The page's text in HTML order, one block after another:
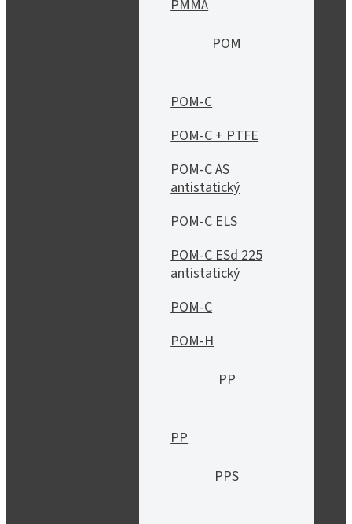
PMMA
POM
POM-C
POM-C + PTFE
POM-C AS
antistatický
POM-C ELS
POM-C ESd 225
antistatický
POM-C
POM-H
PP
PP
PPS